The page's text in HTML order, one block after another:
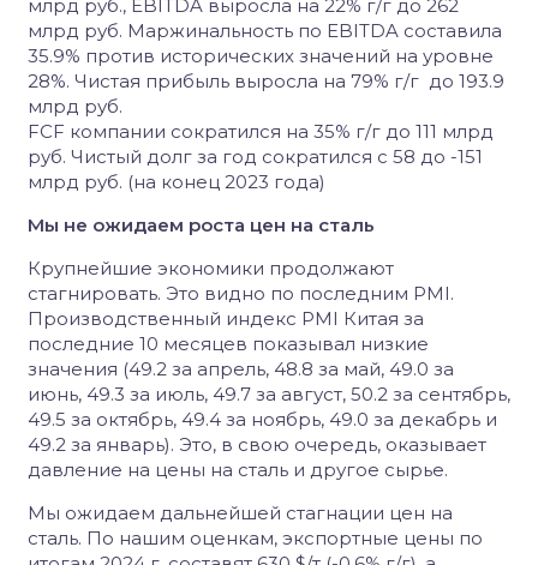
млрд руб., EBITDA выросла на 22% г/г до 262
млрд руб. Маржинальность по EBITDA составила
35.9% против исторических значений на уровне
28%. Чистая прибыль выросла на 79% г/г до 193.9
млрд руб.
FCF компании сократился на 35% г/г до 111 млрд
руб. Чистый долг за год сократился с 58 до -151
млрд руб. (на конец 2023 года)
Мы не ожидаем роста цен на сталь
Крупнейшие экономики продолжают
стагнировать. Это видно по последним PMI.
Производственный индекс PMI Китая за
последние 10 месяцев показывал низкие
значения (49.2 за апрель, 48.8 за май, 49.0 за
июнь, 49.3 за июль, 49.7 за август, 50.2 за сентябрь,
49.5 за октябрь, 49.4 за ноябрь, 49.0 за декабрь и
49.2 за январь). Это, в свою очередь, оказывает
давление на цены на сталь и другое сырье.
Мы ожидаем дальнейшей стагнации цен на
сталь. По нашим оценкам, экспортные цены по